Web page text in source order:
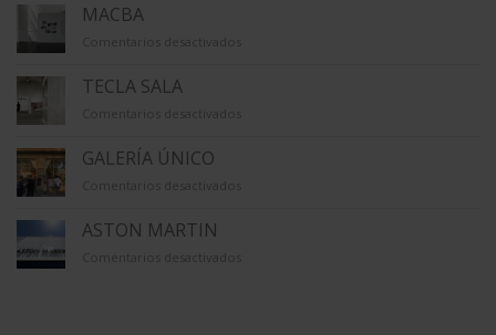
MACBA
Comentarios desactivados
TECLA SALA
Comentarios desactivados
GALERÍA ÚNICO
Comentarios desactivados
ASTON MARTIN
Comentarios desactivados